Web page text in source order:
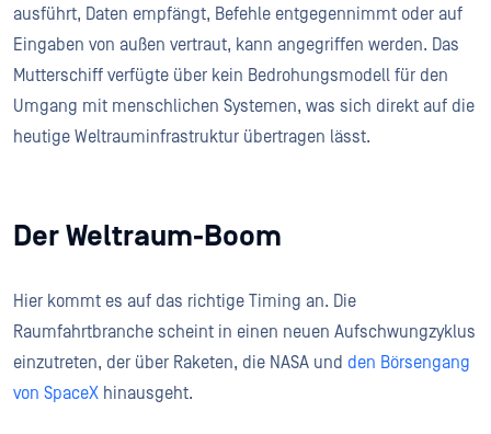
ausführt, Daten empfängt, Befehle entgegennimmt oder auf
Eingaben von außen vertraut, kann angegriffen werden. Das
Mutterschiff verfügte über kein Bedrohungsmodell für den
Umgang mit menschlichen Systemen, was sich direkt auf die
heutige Weltrauminfrastruktur übertragen lässt.
Der Weltraum-Boom
Hier kommt es auf das richtige Timing an. Die
Raumfahrtbranche scheint in einen neuen Aufschwungzyklus
einzutreten, der über Raketen, die NASA und den Börsengang
von SpaceX hinausgeht.